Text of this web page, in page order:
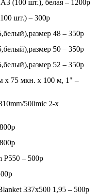
(100 шт.), белая – 1200р
шт.) – 300р
48 – 350р
50 – 350р
52 – 350р
x 75 мкн. x 100 м, 1" –
500mic 2-х
P550 – 500р
337х500 1,95 – 500р